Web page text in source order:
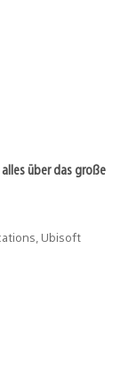
über das große
Ubisoft